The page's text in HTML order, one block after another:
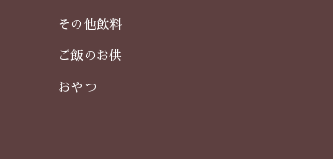
その他飲料
ご飯のお供
おやつ